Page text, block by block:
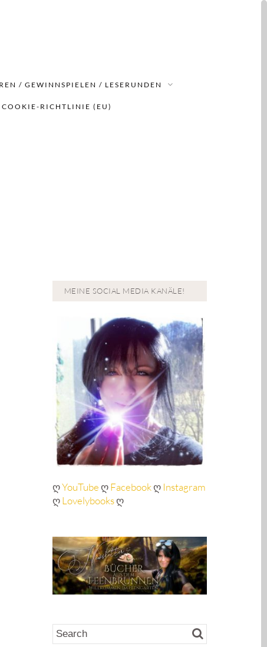
/ GEWINNSPIELEN / LESERUNDEN
COOKIE-RICHTLINIE (EU)
MEINE SOCIAL MEDIA KANÄLE!
ღYouTubeღFacebookღ Instagram
ღLovelybooksღ